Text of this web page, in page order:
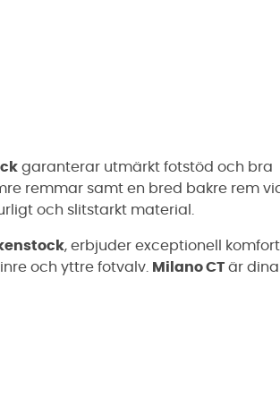
garanterar utmärkt fotstöd och bra
remmar samt en bred bakre rem
och slitstarkt material.
, erbjuder exceptionell
och yttre fotvalv. Milano CT är dina